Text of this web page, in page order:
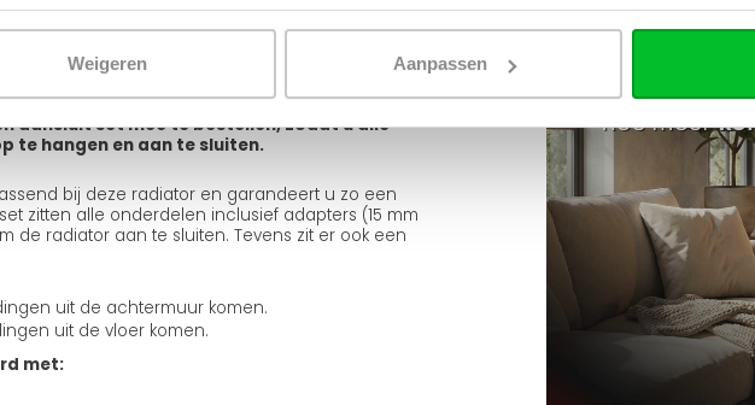
Weigeren Aanpassen
de bovenzijde, maar dan circuleert het water
zorgt voor een lagere warmteafgifte, maar dit is
aan de achterkant van de radiator en zo
zicht zijn naar beneden getrokken worden.
aansluit set mee te bestellen, zodat u alle
te hangen en aan te sluiten.
bij deze radiator en garandeert u zo een
zitten alle onderdelen inclusief adapters (15 mm
de radiator aan te sluiten. Tevens zit er ook een
uit de achtermuur komen.
uit de vloer komen.
met: